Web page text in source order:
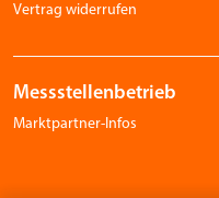
Vertrag widerrufen
Messstellenbetrieb
Marktpartner-Infos